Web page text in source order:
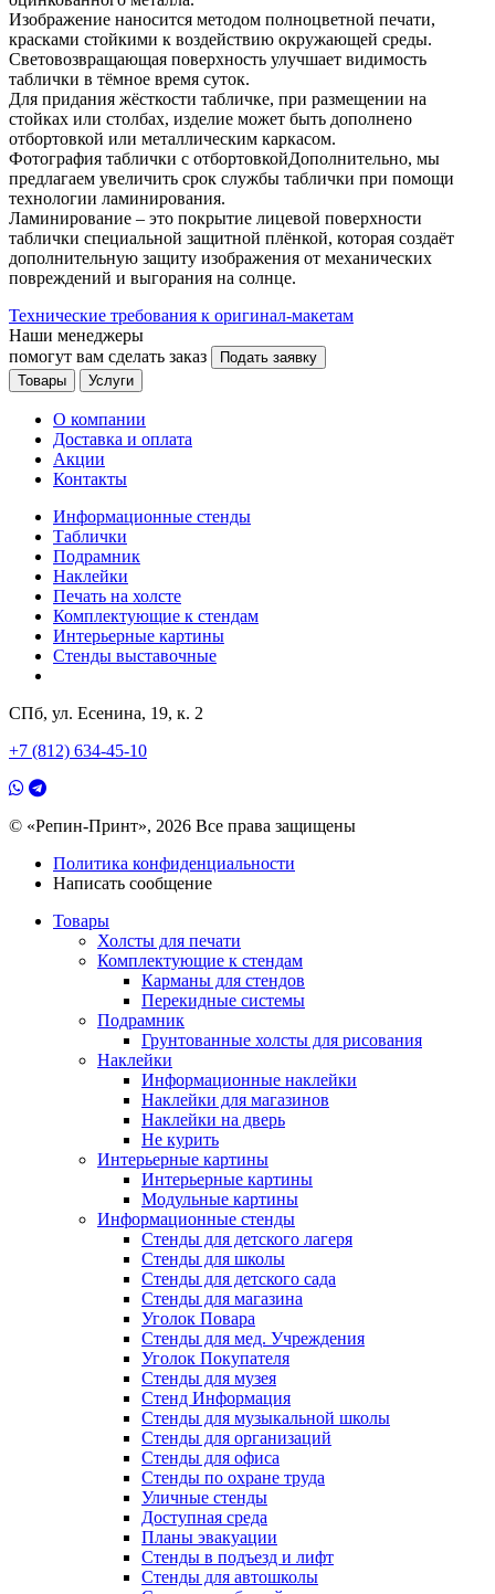
Изображение наносится методом полноцветной печати,
красками стойкими к воздействию окружающей среды.
Световозвращающая поверхность улучшает видимость
таблички в тёмное время суток.
Для придания жёсткости табличке, при размещении на
стойках или столбах, изделие может быть дополнено
отбортовкой или металлическим каркасом.
Фотография таблички с отбортовкойДополнительно, мы
предлагаем увеличить срок службы таблички при помощи
технологии ламинирования.
Ламинирование – это покрытие лицевой поверхности
таблички специальной защитной плёнкой, которая создаёт
дополнительную защиту изображения от механических
повреждений и выгорания на солнце.
Технические требования к оригинал-макетам
Наши менеджеры
помогут вам сделать заказ
Подать заявку
Товары
Услуги
О компании
Доставка и оплата
Акции
Контакты
Информационные стенды
Таблички
Подрамник
Наклейки
Печать на холсте
Комплектующие к стендам
Интерьерные картины
Стенды выставочные
СПб, ул. Есенина, 19, к. 2
+7 (812) 634-45-10
© «Репин-Принт», 2026 Все права защищены
Политика конфиденциальности
Написать сообщение
Товары
Холсты для печати
Комплектующие к стендам
Карманы для стендов
Перекидные системы
Подрамник
Грунтованные холсты для рисования
Наклейки
Информационные наклейки
Наклейки для магазинов
Наклейки на дверь
Не курить
Интерьерные картины
Интерьерные картины
Модульные картины
Информационные стенды
Стенды для детского лагеря
Стенды для школы
Стенды для детского сада
Стенды для магазина
Уголок Повара
Стенды для мед. Учреждения
Уголок Покупателя
Стенды для музея
Стенд Информация
Стенды для музыкальной школы
Стенды для организаций
Стенды для офиса
Стенды по охране труда
Уличные стенды
Доступная среда
Планы эвакуации
Стенды в подъезд и лифт
Стенды для автошколы